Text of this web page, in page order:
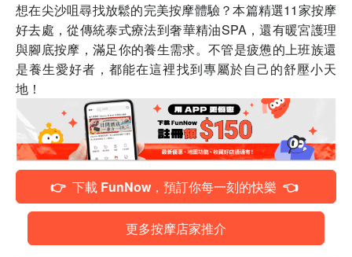
想在尖沙咀尋找放鬆的完美按摩體驗？本篇精選11家按摩
好去處，從傳統泰式療法到奢華精油SPA，還有暖宮護理
與腳底按摩，滿足你的養生需求。不管是疲憊的上班族還
是養生愛好者，都能在這裡找到專屬於自己的舒壓小天
地！
👉 下載 FunNow，預訂你每一刻的快樂 👈
更多按摩店家推介